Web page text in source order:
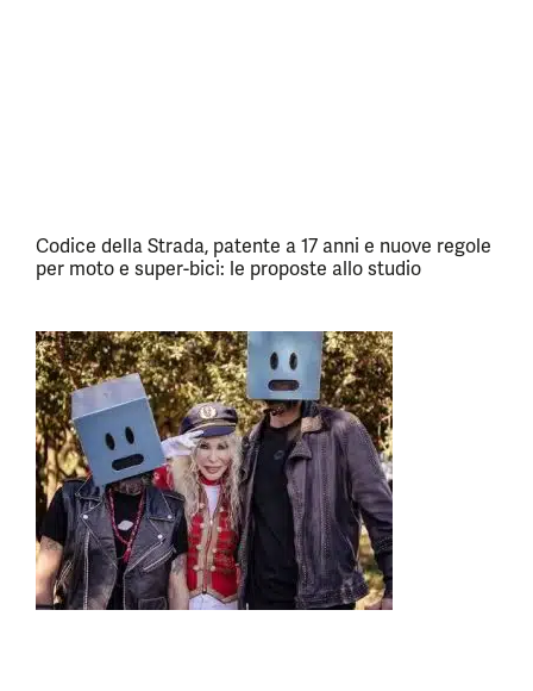
Codice della Strada, patente a 17 anni e nuove regole
per moto e super-bici: le proposte allo studio